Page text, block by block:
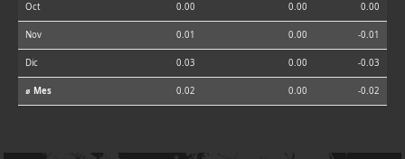
Oct 0.00 0.00 0.00
Nov 0.01 0.00 -0.01
Dic 0.03 0.00 -0.03
⌀ Mes 0.02 0.00 -0.02